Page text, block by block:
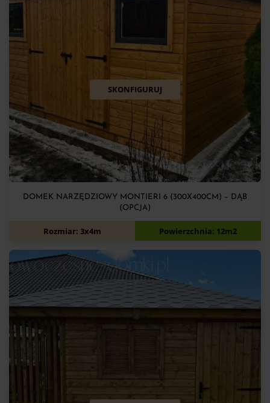
SKONFIGURUJ
DOMEK NARZĘDZIOWY MONTIERI 6 (300X400CM) – DĄB
(OPCJA)
8 900zł
Rozmiar: 3x4m Powierzchnia: 12m2